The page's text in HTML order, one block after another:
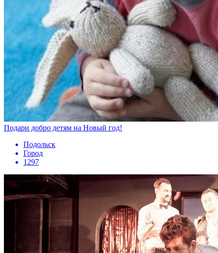
Подари добро детям на Новый год!
Подольск
Город
1297